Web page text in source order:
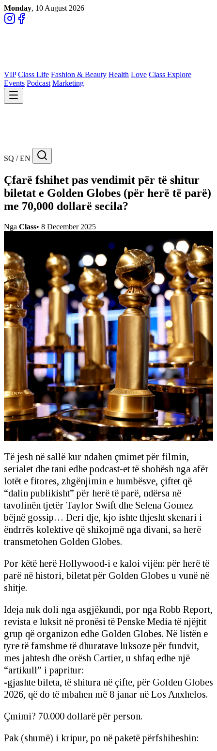
Monday, 10 August 2026
VIP Class Life Fashion & Beauty Health Love Class Explore
Events Podcast Marketing
SQ / EN
Çfarë fshihet pas vendimit për të shitur
biletat e Golden Globes (për herë të parë)
me 70,000 dollarë secila?
Nga Class• 8 December 2025
Të jesh në sallë kur ndahen çmimet për filmin,
serialet dhe tani edhe podcast-et të shohësh nga afër
lotët e fitores, zhgënjimin e humbësve, çiftet që
“dalin publikisht” për herë të parë, ndërsa në
tavolinën tjetër Taylor Swift dhe Selena Gomez
bëjnë gossip… Deri dje, kjo ishte thjesht skenari i
ëndrrës kolektive që shikojmë nga divani, sa herë
transmetohen Golden Globes.
Por këtë herë Hollywood-i e kaloi vijën: për herë të
parë në histori, biletat për Golden Globes u vunë në
shitje.
Ideja nuk doli nga asgjëkundi, por nga Robb Report,
revista e luksit në pronësi të Penske Media të njëjtit
grup që organizon edhe Golden Globes. Në listën e
tyre të famshme të dhuratave luksoze për fundvit,
mes jahtesh dhe orësh Cartier, u shfaq edhe një
“artikull” i papritur:
-gjashte bileta, të shitura në çifte, për Golden Globes
2026, që do të mbahen më 8 janar në Los Anxhelos.
Çmimi? 70.000 dollarë për person.
Pak (shumë) i kripur, po në paketë përfshiheshin: